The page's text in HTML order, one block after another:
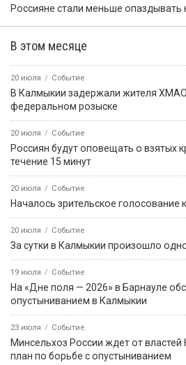
Россияне стали меньше опаздывать
В этом месяце
20 июля Событие
В Калмыкии задержали жителя
федеральном розыске
20 июля Событие
Россиян будут оповещать о взятых
течение 15 минут
20 июля Событие
Началось зрительское голосование
20 июля Событие
За сутки в Калмыкии произошло
19 июля Событие
На «Дне поля — 2026» в Барнауле
опустыниванием в Калмыкии
23 июля Событие
Минсельхоз России ждет от
план по борьбе с опустыниванием